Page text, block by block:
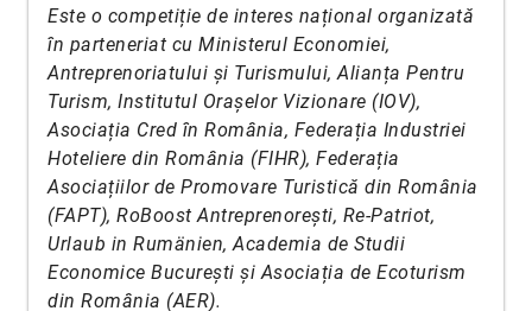
Este o competiție de interes național organizată
în parteneriat cu Ministerul Economiei,
Antreprenoriatului și Turismului, Alianța Pentru
Turism, Institutul Orașelor Vizionare (IOV),
Asociația Cred în România, Federația Industriei
Hoteliere din România (FIHR), Federația
Asociațiilor de Promovare Turistică din România
(FAPT), RoBoost Antreprenorești, Re-Patriot,
Urlaub in Rumänien, Academia de Studii
Economice București și Asociația de Ecoturism
din România (AER).